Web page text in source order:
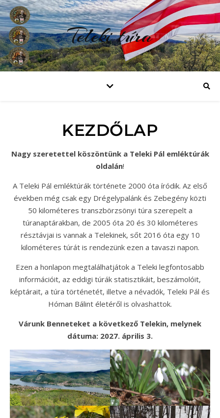
Teleki túra
KEZDŐLAP
Nagy szeretettel köszöntünk a Teleki Pál emléktúrák
oldalán!
A Teleki Pál emléktúrák története 2000 óta íródik. Az első
években még csak egy Drégelypalánk és Zebegény közti
50 kilométeres transzbörzsönyi túra szerepelt a
túranaptárakban, de 2005 óta 20 és 30 kilométeres
résztávjai is vannak a Telekinek, sőt 2016 óta egy 10
kilométeres túrát is rendezünk ezen a tavaszi napon.
Ezen a honlapon megtalálhatjátok a Teleki legfontosabb
információit, az eddigi túrák statisztikáit, beszámolóit,
képtárait, a túra történetét, illetve a névadók, Teleki Pál és
Hóman Bálint életéről is olvashattok.
Várunk Benneteket a következő Telekin, melynek
dátuma: 2027. április 3.